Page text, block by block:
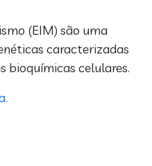
(EIM) são uma
caracterizadas
bioquímicas celulares.